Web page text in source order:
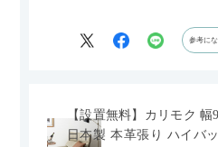
参考に
【設置無料】カリモク
日本製 本革張り ハイバ